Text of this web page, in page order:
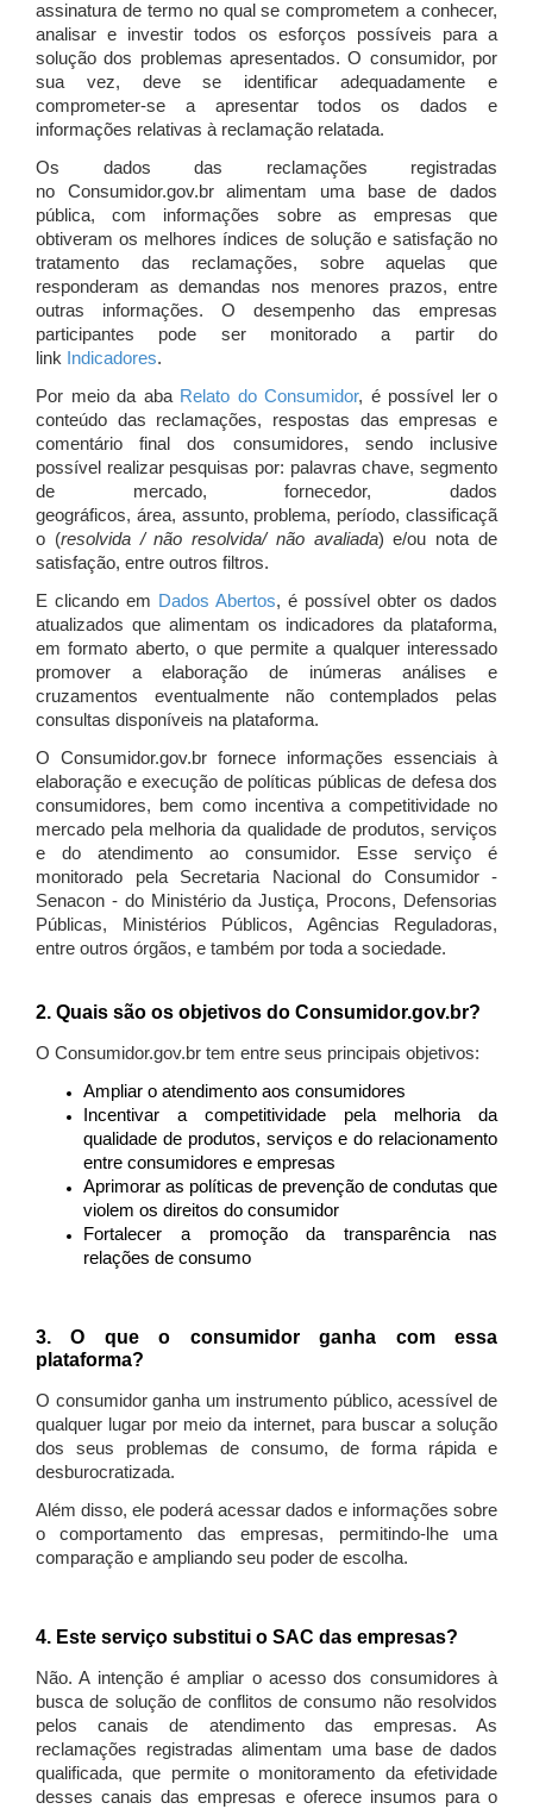
assinatura de termo no qual se comprometem a conhecer,
analisar e investir todos os esforços possíveis para a
solução dos problemas apresentados. O consumidor, por
sua vez, deve se identificar adequadamente e
comprometer-se a apresentar todos os dados e
informações relativas à reclamação relatada.
Os dados das reclamações registradas
no Consumidor.gov.br alimentam uma base de dados
pública, com informações sobre as empresas que
obtiveram os melhores índices de solução e satisfação no
tratamento das reclamações, sobre aquelas que
responderam as demandas nos menores prazos, entre
outras informações. O desempenho das empresas
participantes pode ser monitorado a partir do
link Indicadores.
Por meio da aba Relato do Consumidor, é possível ler o
conteúdo das reclamações, respostas das empresas e
comentário final dos consumidores, sendo inclusive
possível realizar pesquisas por: palavras chave, segmento
de mercado, fornecedor, dados
geográficos, área, assunto, problema, período, classificaçã
o (resolvida / não resolvida/ não avaliada) e/ou nota de
satisfação, entre outros filtros.
E clicando em Dados Abertos, é possível obter os dados
atualizados que alimentam os indicadores da plataforma,
em formato aberto, o que permite a qualquer interessado
promover a elaboração de inúmeras análises e
cruzamentos eventualmente não contemplados pelas
consultas disponíveis na plataforma.
O Consumidor.gov.br fornece informações essenciais à
elaboração e execução de políticas públicas de defesa dos
consumidores, bem como incentiva a competitividade no
mercado pela melhoria da qualidade de produtos, serviços
e do atendimento ao consumidor. Esse serviço é
monitorado pela Secretaria Nacional do Consumidor -
Senacon - do Ministério da Justiça, Procons, Defensorias
Públicas, Ministérios Públicos, Agências Reguladoras,
entre outros órgãos, e também por toda a sociedade.
2. Quais são os objetivos do Consumidor.gov.br?
O Consumidor.gov.br tem entre seus principais objetivos:
Ampliar o atendimento aos consumidores
Incentivar a competitividade pela melhoria da
qualidade de produtos, serviços e do relacionamento
entre consumidores e empresas
Aprimorar as políticas de prevenção de condutas que
violem os direitos do consumidor
Fortalecer a promoção da transparência nas
relações de consumo
3. O que o consumidor ganha com essa
plataforma?
O consumidor ganha um instrumento público, acessível de
qualquer lugar por meio da internet, para buscar a solução
dos seus problemas de consumo, de forma rápida e
desburocratizada.
Além disso, ele poderá acessar dados e informações sobre
o comportamento das empresas, permitindo-lhe uma
comparação e ampliando seu poder de escolha.
4. Este serviço substitui o SAC das empresas?
Não. A intenção é ampliar o acesso dos consumidores à
busca de solução de conflitos de consumo não resolvidos
pelos canais de atendimento das empresas. As
reclamações registradas alimentam uma base de dados
qualificada, que permite o monitoramento da efetividade
desses canais das empresas e oferece insumos para o